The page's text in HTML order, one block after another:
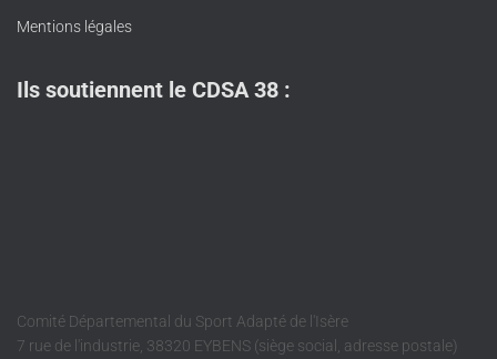
Mentions légales
Ils soutiennent le CDSA 38 :
Comité Départemental du Sport Adapté de l'Isère
7 rue de l'industrie, 38320 EYBENS (siège social, adresse postale)